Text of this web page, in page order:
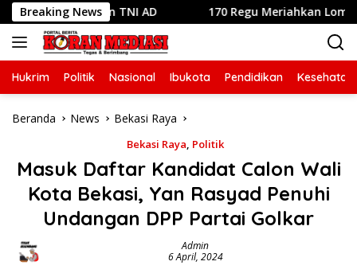
Langsung
ke
konten
Breaking News
dengan TNI AD 170 Regu Meriahkan Lomba Gerak
Hukrim Politik Nasional Ibukota Pendidikan Kesehatan
Beranda News Bekasi Raya
Bekasi Raya, Politik
Masuk Daftar Kandidat Calon Wali
Kota Bekasi, Yan Rasyad Penuhi
Undangan DPP Partai Golkar
Admin
6 April, 2024